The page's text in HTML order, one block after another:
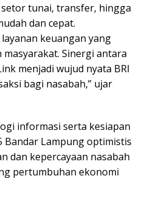
tunai, transfer, hingga
dan cepat.
keuangan yang
Sinergi antara
menjadi wujud nyata BRI
bagi nasabah,” ujar
informasi serta kesiapan
Bandar Lampung optimistis
dan kepercayaan nasabah
pertumbuhan ekonomi